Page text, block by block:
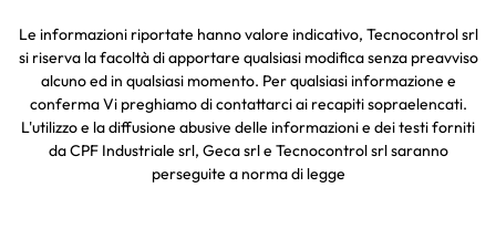
Le informazioni riportate hanno valore indicativo, Tecnocontrol srl
si riserva la facoltà di apportare qualsiasi modifica senza preavviso
alcuno ed in qualsiasi momento. Per qualsiasi informazione e
conferma Vi preghiamo di contattarci ai recapiti sopraelencati.
L'utilizzo e la diffusione abusive delle informazioni e dei testi forniti
da CPF Industriale srl, Geca srl e Tecnocontrol srl saranno
perseguite a norma di legge